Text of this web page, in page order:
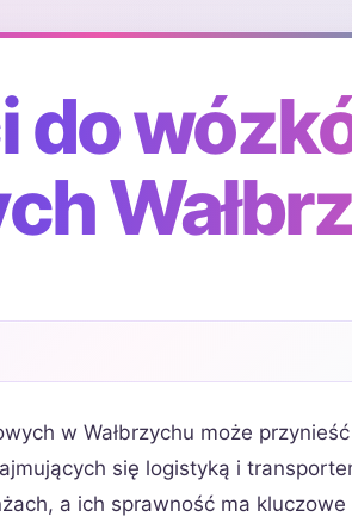
do
w Wałbrzychu może
się logistyką i
a ich sprawność ma kluczowe